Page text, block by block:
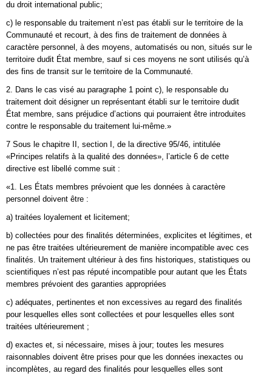
du droit international public;
c) le responsable du traitement n’est pas établi sur le territoire de la
Communauté et recourt, à des fins de traitement de données à
caractère personnel, à des moyens, automatisés ou non, situés sur le
territoire dudit État membre, sauf si ces moyens ne sont utilisés qu’à
des fins de transit sur le territoire de la Communauté.
2. Dans le cas visé au paragraphe 1 point c), le responsable du
traitement doit désigner un représentant établi sur le territoire dudit
État membre, sans préjudice d’actions qui pourraient être introduites
contre le responsable du traitement lui-même.»
7 Sous le chapitre II, section I, de la directive 95/46, intitulée
«Principes relatifs à la qualité des données», l’article 6 de cette
directive est libellé comme suit :
«1. Les États membres prévoient que les données à caractère
personnel doivent être :
a) traitées loyalement et licitement;
b) collectées pour des finalités déterminées, explicites et légitimes, et
ne pas être traitées ultérieurement de manière incompatible avec ces
finalités. Un traitement ultérieur à des fins historiques, statistiques ou
scientifiques n’est pas réputé incompatible pour autant que les États
membres prévoient des garanties appropriées
c) adéquates, pertinentes et non excessives au regard des finalités
pour lesquelles elles sont collectées et pour lesquelles elles sont
traitées ultérieurement ;
d) exactes et, si nécessaire, mises à jour; toutes les mesures
raisonnables doivent être prises pour que les données inexactes ou
incomplètes, au regard des finalités pour lesquelles elles sont